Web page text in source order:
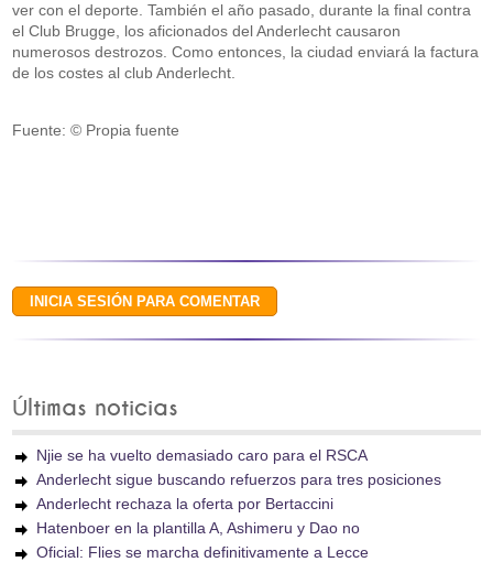
ver con el deporte. También el año pasado, durante la final contra
el Club Brugge, los aficionados del Anderlecht causaron
numerosos destrozos. Como entonces, la ciudad enviará la factura
de los costes al club Anderlecht.
Fuente: © Propia fuente
Últimas noticias
Njie se ha vuelto demasiado caro para el RSCA
Anderlecht sigue buscando refuerzos para tres posiciones
Anderlecht rechaza la oferta por Bertaccini
Hatenboer en la plantilla A, Ashimeru y Dao no
Oficial: Flies se marcha definitivamente a Lecce